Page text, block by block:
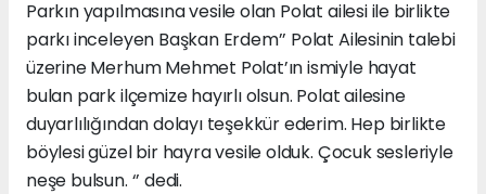
Parkın yapılmasına vesile olan Polat ailesi ile birlikte
parkı inceleyen Başkan Erdem’’ Polat Ailesinin talebi
üzerine Merhum Mehmet Polat’ın ismiyle hayat
bulan park ilçemize hayırlı olsun. Polat ailesine
duyarlılığından dolayı teşekkür ederim. Hep birlikte
böylesi güzel bir hayra vesile olduk. Çocuk sesleriyle
neşe bulsun. ‘’ dedi.